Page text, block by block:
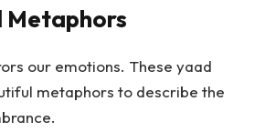
Metaphors
our emotions. These yaad
metaphors to describe the